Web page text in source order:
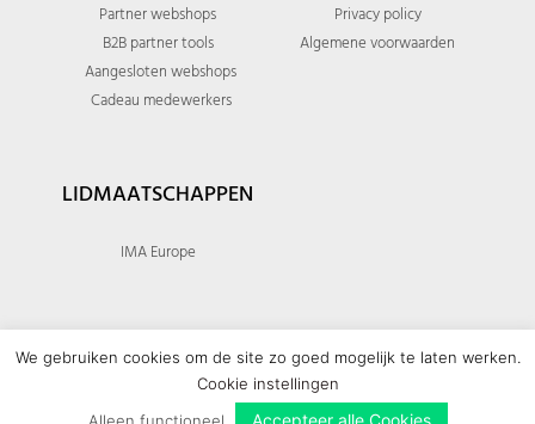
Partner webshops
B2B partner tools
Aangesloten webshops
Cadeau medewerkers
Privacy policy
Algemene voorwaarden
LIDMAATSCHAPPEN
IMA Europe
© 2026 Giftomatic - All rights reserved
We gebruiken cookies om de site zo goed mogelijk te laten werken.
Cookie instellingen
Accepteer alle Cookies